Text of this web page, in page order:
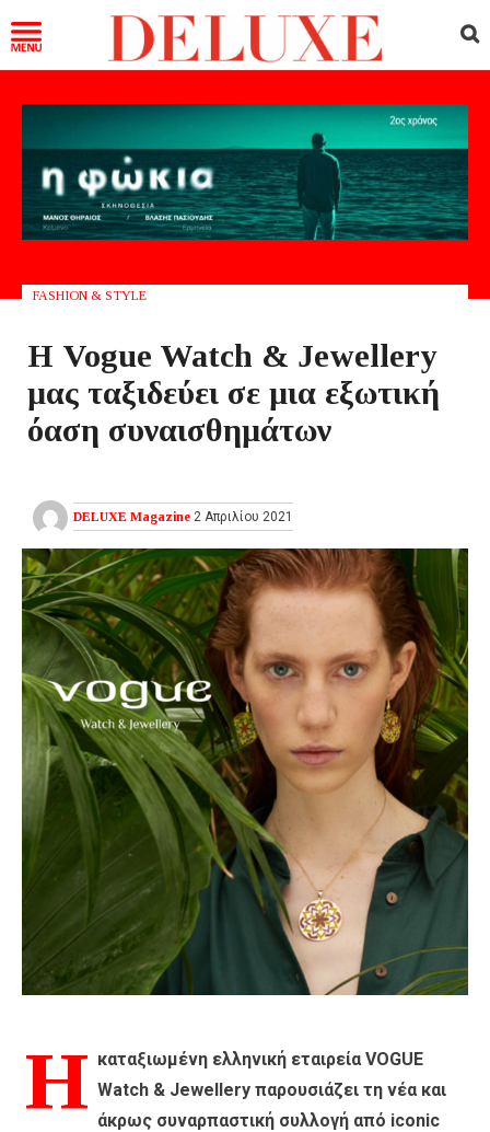
FASHION & STYLE
Η Vogue Watch & Jewellery
μας ταξιδεύει σε μια εξωτική
όαση συναισθημάτων
DELUXE Magazine 2 Απριλίου 2021
Η καταξιωμένη ελληνική εταιρεία VOGUE
Watch & Jewellery παρουσιάζει τη νέα και
άκρως συναρπαστική συλλογή από iconic